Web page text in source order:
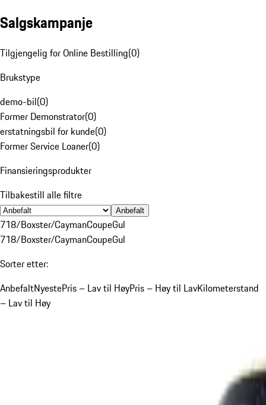
Salgskampanje
Tilgjengelig for Online Bestilling(0)
Brukstype
demo-bil(0)
Former Demonstrator(0)
erstatningsbil for kunde(0)
Former Service Loaner(0)
Finansieringsprodukter
Tilbakestill alle filtre
Anbefalt
718/Boxster/CaymanCoupeGul
718/Boxster/CaymanCoupeGul
Sorter etter:
AnbefaltNyestePris – Lav til HøyPris – Høy til LavKilometerstand
– Lav til Høy